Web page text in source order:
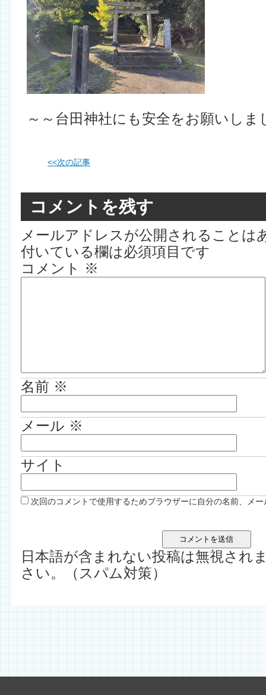
～～台田神社にも安全をお願いし
<<次の記事
コメントを残す
メールアドレスが公開されることは
付いている欄は必須項目です
コメント
※
名前 ※
メール ※
サイト
次回のコメントで使用するためブラウザーに自分の名前、メ
日本語が含まれない投稿は無視され
さい。（スパム対策）